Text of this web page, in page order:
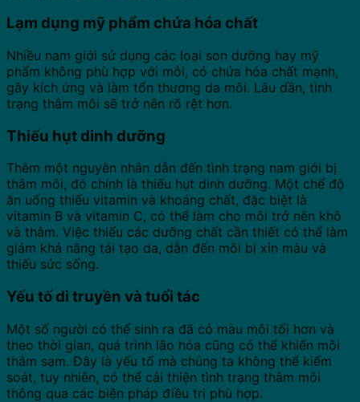
Lạm dụng mỹ phẩm chứa hóa chất
Nhiều nam giới sử dụng các loại son dưỡng hay mỹ
phẩm không phù hợp với môi, có chứa hóa chất mạnh,
gây kích ứng và làm tổn thương da môi. Lâu dần, tình
trạng thâm môi sẽ trở nên rõ rệt hơn.
Thiếu hụt dinh dưỡng
Thêm một nguyên nhân dẫn đến tình trạng nam giới bị
thâm môi, đó chính là thiếu hụt dinh dưỡng. Một chế độ
ăn uống thiếu vitamin và khoáng chất, đặc biệt là
vitamin B và vitamin C, có thể làm cho môi trở nên khô
và thâm. Việc thiếu các dưỡng chất cần thiết có thể làm
giảm khả năng tái tạo da, dẫn đến môi bị xỉn màu và
thiếu sức sống.
Yếu tố di truyền và tuổi tác
Một số người có thể sinh ra đã có màu môi tối hơn và
theo thời gian, quá trình lão hóa cũng có thể khiến môi
thâm sạm. Đây là yếu tố mà chúng ta không thể kiểm
soát, tuy nhiên, có thể cải thiện tình trạng thâm môi
thông qua các biện pháp điều trị phù hợp.